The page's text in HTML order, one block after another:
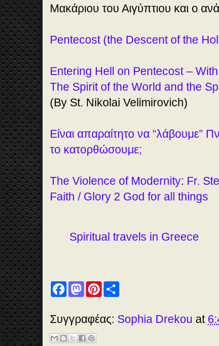
Μακάριου του Αιγύπτιου και ο
Pentecost (the Descent of the
Entering Hell on Pentecost –
The Spirit of the World and the
(By St. Nikolai Velimirovich)
Είναι απαραίτητο να “λάβουμε”
το κατορθώσουμε;
The Violence of Modernity: Fr.
Faith / Glory 2 God for all things
Spiritual travels in Greece
F
a
b
o
o
k
M
a
o
d
o
n
P
e
r
e
Συγγραφέας: Sophia Drekou at